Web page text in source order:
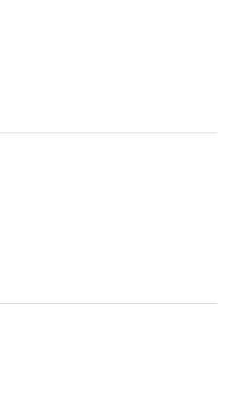
Fijn om te horen dat je blij
Heel veel plezier ervan!
poster!